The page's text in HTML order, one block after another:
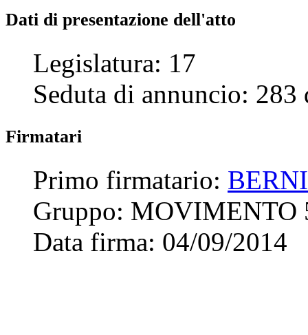
Dati di presentazione dell'atto
Legislatura: 17
Seduta di annuncio: 283
Firmatari
Primo firmatario:
Gruppo: MOVIMENTO
Data firma: 04/09/2014